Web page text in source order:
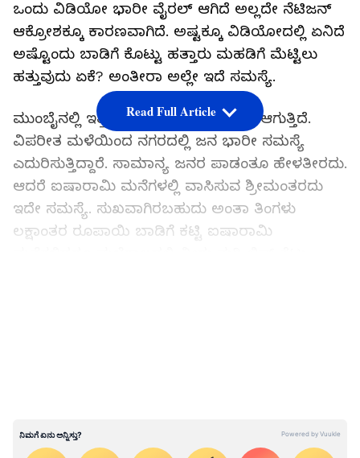
ಒಂದು ವಿಡಿಯೋ ಭಾರೀ ವೈರಲ್ ಆಗಿದೆ ಅಲ್ಲದೇ ನೆಟಿಜನ್
ಆಕ್ರೋಶಕ್ಕೂ ಕಾರಣವಾಗಿದೆ. ಅಷ್ಟಕ್ಕೂ ವಿಡಿಯೋದಲ್ಲಿ ಏನಿದೆ
ಅಷ್ಟೊಂದು ಬಾಡಿಗೆ ಕೊಟ್ಟು ಹತ್ತಾರು ಮಹಡಿಗೆ ಮೆಟ್ಟಿಲು
ಹತ್ತುವುದು ಏಕೆ? ಅಂತೀರಾ ಅಲ್ಲೇ ಇದೆ ಸಮಸ್ಯೆ.
ಮುಂಬೈನಲ್ಲಿ ಇತ್ತೀಚೆಗೆ ಭಾರೀ ಮಳೆಯಾಗಿದೆ, ಆಗುತ್ತಿದೆ.
ವಿಪರೀತ ಮಳೆಯಿಂದ ನಗರದಲ್ಲಿ ಜನ ಭಾರೀ ಸಮಸ್ಯೆ
ಎದುರಿಸುತ್ತಿದ್ದಾರೆ. ಸಾಮಾನ್ಯ ಜನರ ಪಾಡಂತೂ ಹೇಳತೀರದು.
ಆದರೆ ಐಷಾರಾಮಿ ಮನೆಗಳಲ್ಲಿ ವಾಸಿಸುವ ಶ್ರೀಮಂತರದು
ಇದೇ ಸಮಸ್ಯೆ. ಸುಖವಾಗಿರಬಹುದು ಅಂತಾ ತಿಂಗಳು
ಲಕ್ಷಾಂತರ ರೂಪಾಯಿ ಬಾಡಿಗೆ ಕಟ್ಟಿ ಐಷಾರಾಮಿ
'ನಾವು ವಾಸವಿರುವುದು 'ಲಕ್ಸುರಿ' ಅಪಾರ್ಟ್‌ಮೆಂಟ್
ಅಂತಾನೇ ಇಲ್ಲಿ ಹೆಸರವಾಸಿ. ಅದೇ ಕಾರಣಕ್ಕೆ ಇಲ್ಲಿ ಬಂದು
Read Full Article